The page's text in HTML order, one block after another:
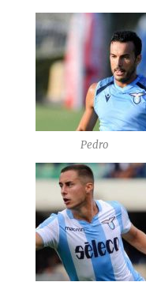
Pedro